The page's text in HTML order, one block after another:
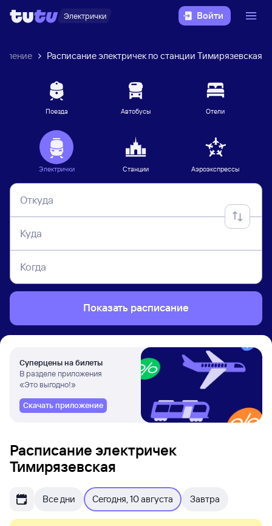
Электрички Войти
Расписание электричек по станции Тимирязевская
Поезда Автобусы Отели
Электрички Станции Аэроэкспрессы
Откуда
Куда
Когда
Показать расписание
Суперцены на билеты
В разделе приложения
«Это выгодно!»
Скачать приложение
Расписание электричек
Тимирязевская
Все дни Сегодня, 10 августа Завтра